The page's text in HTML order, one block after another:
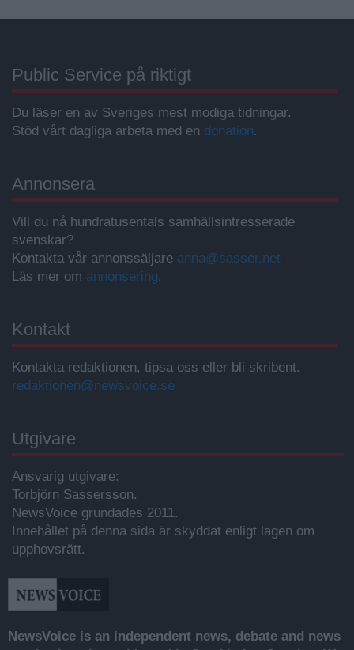
Public Service på riktigt
Du läser en av Sveriges mest modiga tidningar.
Stöd vårt dagliga arbeta med en donation.
Annonsera
Vill du nå hundratusentals samhällsintresserade
svenskar?
Kontakta vår annonssäljare anna@sasser.net
Läs mer om annonsering.
Kontakt
Kontakta redaktionen, tipsa oss eller bli skribent.
redaktionen@newsvoice.se
Utgivare
Ansvarig utgivare:
Torbjörn Sassersson.
NewsVoice grundades 2011.
Innehållet på denna sida är skyddat enligt lagen om
upphovsrätt.
NewsVoice is an independent news, debate and news